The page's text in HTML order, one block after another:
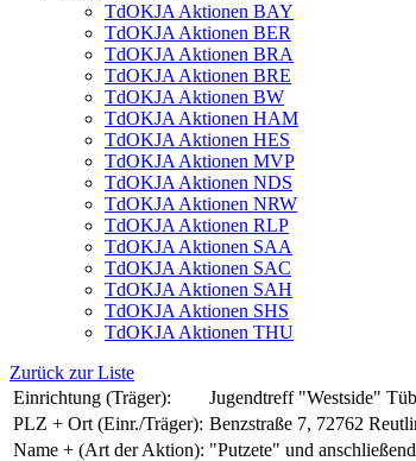
TdOKJA Aktionen BAY
TdOKJA Aktionen BER
TdOKJA Aktionen BRA
TdOKJA Aktionen BRE
TdOKJA Aktionen BW
TdOKJA Aktionen HAM
TdOKJA Aktionen HES
TdOKJA Aktionen MVP
TdOKJA Aktionen NDS
TdOKJA Aktionen NRW
TdOKJA Aktionen RLP
TdOKJA Aktionen SAA
TdOKJA Aktionen SAC
TdOKJA Aktionen SAH
TdOKJA Aktionen SHS
TdOKJA Aktionen THU
Zurück zur Liste
Einrichtung (Träger):
Jugendtreff "Westside"
PLZ + Ort (Einr./Träger): Benzstraße 7, 72762
Name + (Art der Aktion): "Putzete" und